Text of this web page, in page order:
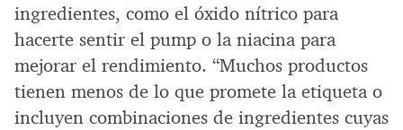
ingredientes, como el óxido nítrico para
hacerte sentir el pump o la niacina para
mejorar el rendimiento. “Muchos productos
tienen menos de lo que promete la etiqueta o
incluyen combinaciones de ingredientes cuyas